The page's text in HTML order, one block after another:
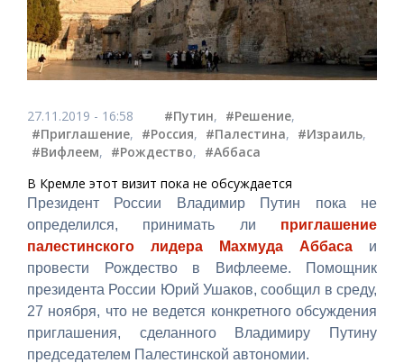
27.11.2019 - 16:58 #Путин, #Решение,
#Приглашение, #Россия, #Палестина, #Израиль,
#Вифлеем, #Рождество, #Аббаса
В Кремле этот визит пока не обсуждается
Президент России Владимир Путин пока не
определился, принимать ли приглашение
палестинского лидера Махмуда Аббаса и
провести Рождество в Вифлееме. Помощник
президента России Юрий Ушаков, сообщил в среду,
27 ноября, что не ведется конкретного обсуждения
приглашения, сделанного Владимиру Путину
председателем Палестинской автономии.